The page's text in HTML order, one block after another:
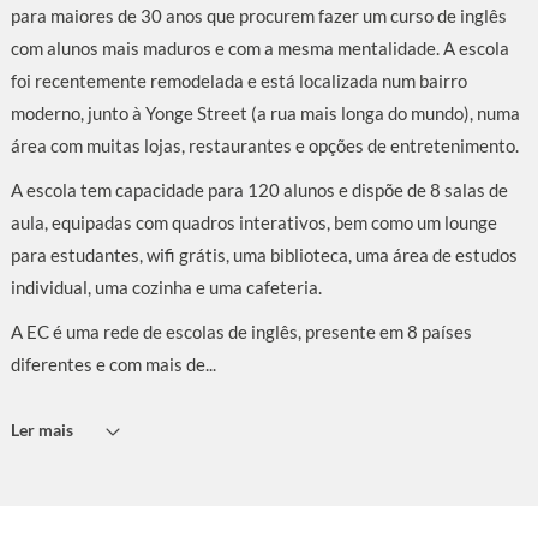
para maiores de 30 anos que procurem fazer um curso de inglês
com alunos mais maduros e com a mesma mentalidade. A escola
foi recentemente remodelada e está localizada num bairro
moderno, junto à Yonge Street (a rua mais longa do mundo), numa
área com muitas lojas, restaurantes e opções de entretenimento.
A escola tem capacidade para 120 alunos e dispõe de 8 salas de
aula, equipadas com quadros interativos, bem como um lounge
para estudantes, wifi grátis, uma biblioteca, uma área de estudos
individual, uma cozinha e uma cafeteria.
A EC é uma rede de escolas de inglês, presente em 8 países
diferentes e com mais de...
Ler mais